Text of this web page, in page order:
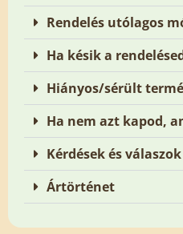
Rendelés utólagos
Ha késik a
Hiányos/sérült
Ha nem azt kapod,
Kérdések és válaszok
Ártörténet